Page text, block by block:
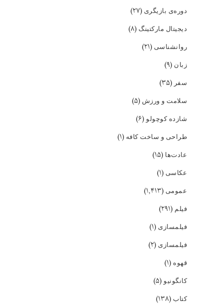
دوره‌ی بازیگری (۲۷)
دیجیتال مارکتینگ (۸)
روانشناسی (۲۱)
زبان (۹)
سفر (۳۵)
سلامت و ورزش (۵)
شازده کوچولو(۶)
طراحی و ساخت کافه (۱)
عادت‌ها (۱۵)
عکاسی (۱)
عمومی (۱,۴۱۳)
فیلم (۲۹۱)
فیلمسازی (۱)
فیلمسازی (۲)
قهوه (۱)
کانگونیو(۵)
کتاب (۱۳۸)